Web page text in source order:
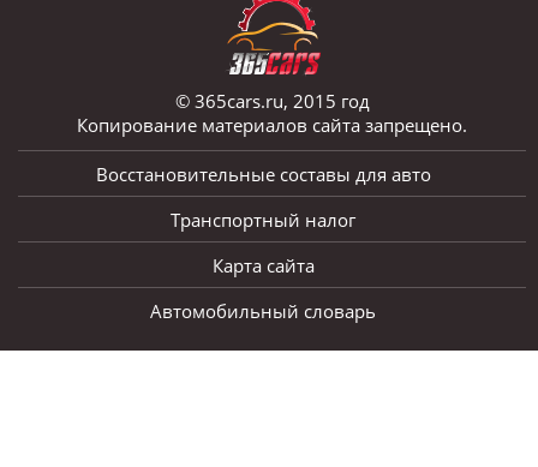
© 365cars.ru, 2015 год
Копирование материалов сайта запрещено.
Восстановительные составы для авто
Транспортный налог
Карта сайта
Автомобильный словарь